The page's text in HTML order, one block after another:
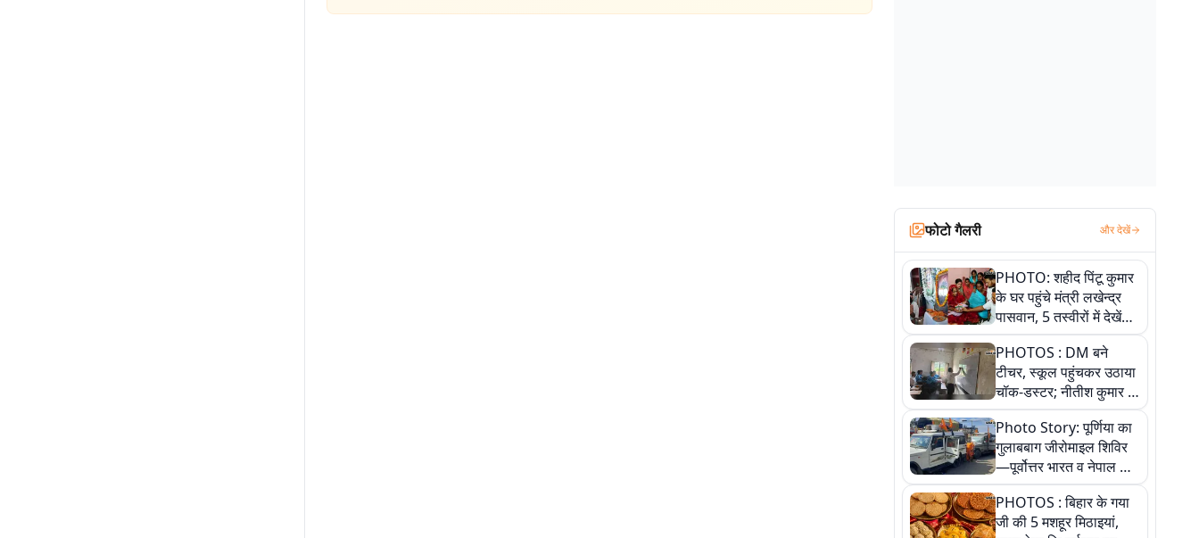
फोटो गैलरी और देखें
PHOTO: शहीद पिंटू कुमार
के घर पहुंचे मंत्री लखेन्द्र
पासवान, 5 तस्वीरों में देखें
उस भावुक पल की पूरी
कहानी
PHOTOS : DM बने
टीचर, स्कूल पहुंचकर उठाया
चॉक-डस्टर; नीतीश कुमार के
इस चहेते अधिकारी को
जानिए
Photo Story: पूर्णिया का
गुलाबबाग जीरोमाइल शिविर
—पूर्वोत्तर भारत व नेपाल के
कांवरियों का प्रमुख सेवा धाम
PHOTOS : बिहार के गया
जी की 5 मशहूर मिठाइयां,